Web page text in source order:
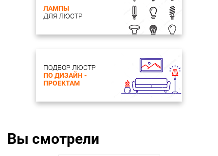
ЛАМПЫ
ДЛЯ ЛЮСТР
ПОДБОР ЛЮСТР
ПО ДИЗАЙН -
ПРОЕКТАМ
Вы смотрели